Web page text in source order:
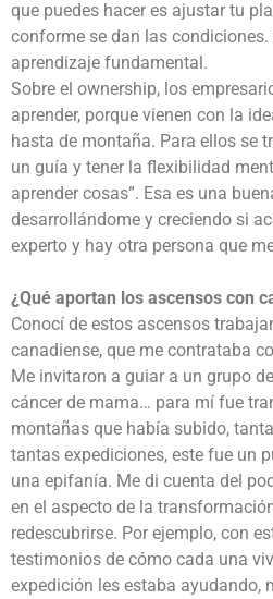
que puedes hacer es ajustar tu
conforme se dan las condiciones.
aprendizaje fundamental.
Sobre el ownership, los
aprender, porque vienen con la
hasta de montaña. Para ellos se
un guía y tener la flexibilidad
aprender cosas”. Esa es una
desarrollándome y creciendo si
experto y hay otra persona que
¿Qué aportan los ascensos con
Conocí de estos ascensos
canadiense, que me contrataba
Me invitaron a guiar a un grupo
cáncer de mama… para mí fue
montañas que había subido,
tantas expediciones, este fue un
una epifanía. Me di cuenta del
en el aspecto de la
redescubrirse. Por ejemplo, con
testimonios de cómo cada una
expedición les estaba ayudando,